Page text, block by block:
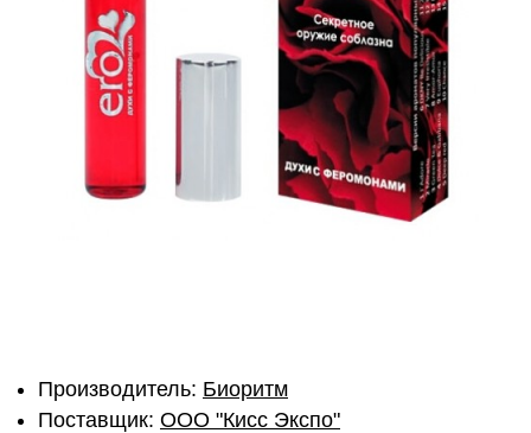
Производитель: Биоритм
Поставщик: ОOО "Кисс Экспо"